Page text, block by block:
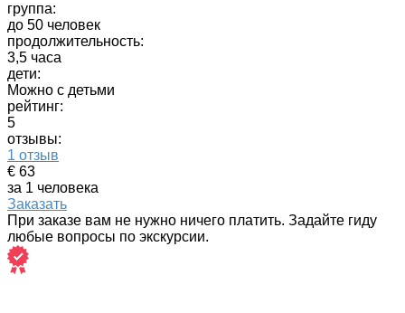
группа:
до 50 человек
продолжительность:
3,5 часа
дети:
Можно с детьми
рейтинг:
5
отзывы:
1 отзыв
€ 63
за 1 человека
Заказать
При заказе вам не нужно ничего платить. Задайте гиду
любые вопросы по экскурсии.